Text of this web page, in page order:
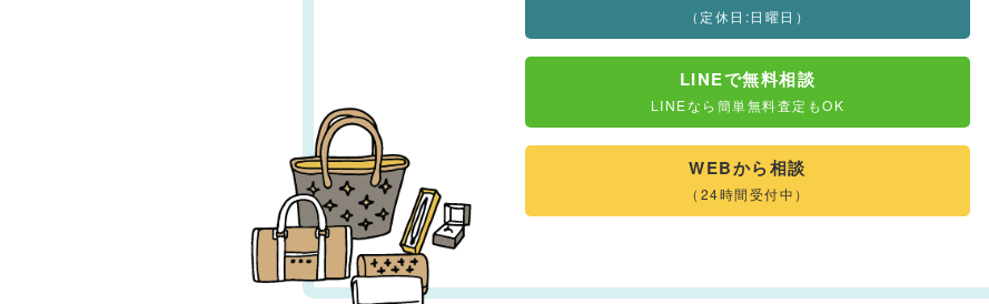
（定休日:日曜日）
LINEで無料相談
LINEなら簡単無料査定もOK
WEBから相談
（24時間受付中）